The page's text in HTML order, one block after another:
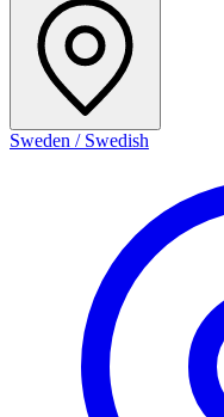
Sweden / Swedish